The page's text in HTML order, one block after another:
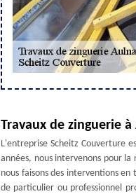
Travaux de zinguerie à
L'entreprise Scheitz Couverture
années, nous intervenons pour
nous faisons des interventions
de particulier ou professionnel